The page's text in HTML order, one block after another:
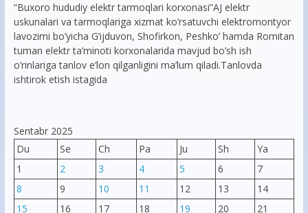
“Buxoro hududiy elektr tarmoqlari korxonasi”AJ elektr
uskunalari va tarmoqlariga xizmat ko’rsatuvchi elektromontyor
lavozimi bo’yicha G’ijduvon, Shofirkon, Peshko’ hamda Romitan
tuman elektr ta’minoti korxonalarida mavjud bo’sh ish
o’rinlariga tanlov e’lon qilganligini ma’lum qiladi.Tanlovda
ishtirok etish istagida
Sentabr 2025
Du
Se Ch Pa Ju Sh
Ya
1
2 3 4 5 6
7
8
9 10 11 12 13
14
15
16 17 18 19 20
21